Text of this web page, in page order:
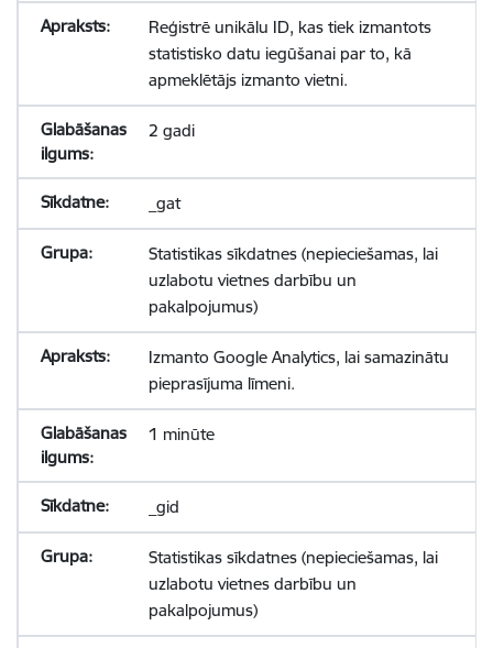
Reģistrē unikālu ID, kas tiek izmantots
statistisko datu iegūšanai par to, kā
apmeklētājs izmanto vietni.
2 gadi
_gat
Statistikas sīkdatnes (nepieciešamas, lai
uzlabotu vietnes darbību un
pakalpojumus)
Izmanto Google Analytics, lai samazinātu
pieprasījuma līmeni.
1 minūte
_gid
Statistikas sīkdatnes (nepieciešamas, lai
uzlabotu vietnes darbību un
pakalpojumus)